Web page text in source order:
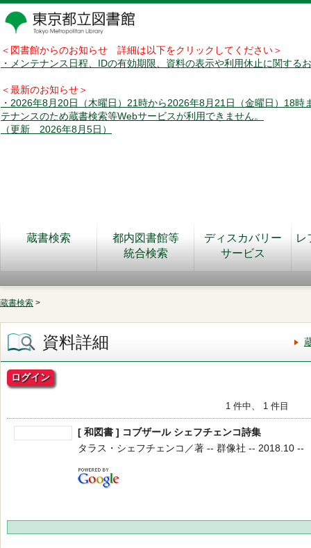
＜図書館からのお知らせ 詳細は以下をクリックしてください＞
・メンテナンス日程、IDの有効期限、資料の表示や利用休止に関する
＜最新のお知らせ＞
・2026年8月20日（木曜日）21時から2026年8月21日（金曜日）18時
テナンスのため蔵書検索等Webサービスが利用できません。
（更新 2026年8月5日）
蔵書検索
都内図書館等
統合検索
ディスカバリー
サービス
レ
蔵書検索 >
資料詳細
ログイン
1 件中、 1 件目
[ 和図書 ] コブザール シェフチェンコ詩集
タラス・シェフチェンコ／著 -- 群像社 -- 2018.10 --